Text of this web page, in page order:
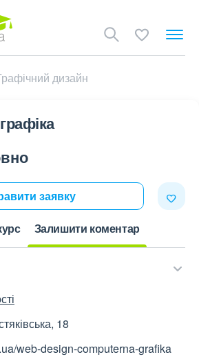
дизайн
заявку
Залишити коментар
18
web-design-computerna-grafika